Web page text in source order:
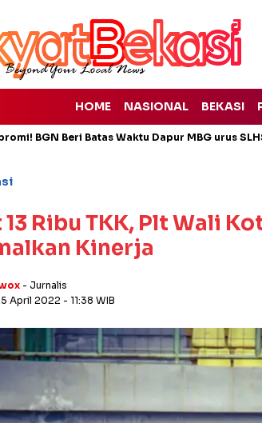
HOME NASIONAL BEKASI
BGN Beri Batas Waktu Dapur MBG urus
Ribu TKK, Plt Wali
Kinerja
- Jurnalis
April 2022 - 11:38 WIB